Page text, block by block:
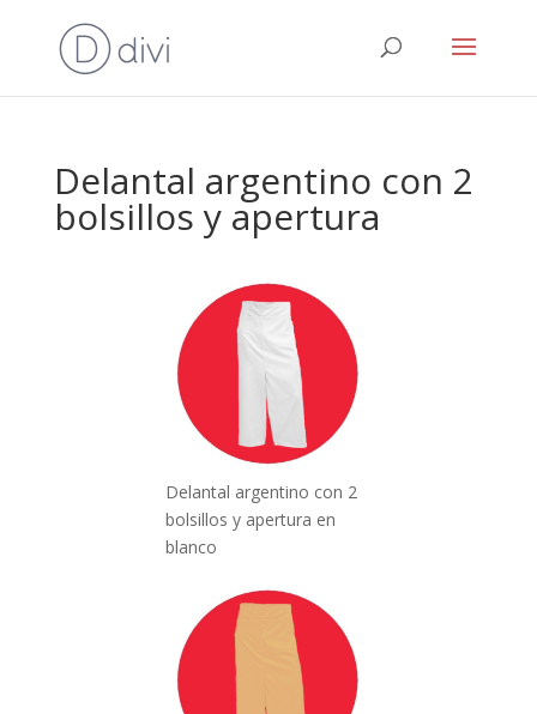
Delantal argentino con 2
bolsillos y apertura
Delantal argentino con 2
bolsillos y apertura en
blanco